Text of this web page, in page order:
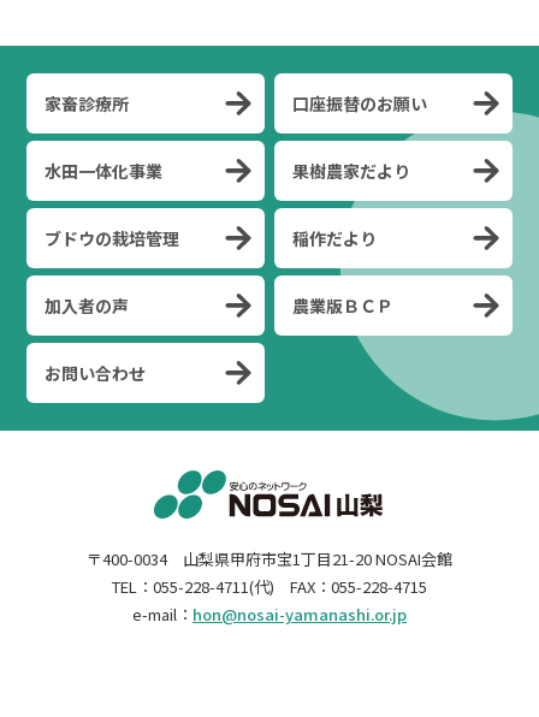
家畜診療所 口座振替のお願い
水田一体化事業 果樹農家だより
ブドウの栽培管理 稲作だより
加入者の声 農業版ＢＣＰ
お問い合わせ
〒400-0034 山梨県甲府市宝1丁目21-20 NOSAI会館
TEL：055-228-4711(代) FAX：055-228-4715
e-mail： hon@nosai-yamanashi.or.jp